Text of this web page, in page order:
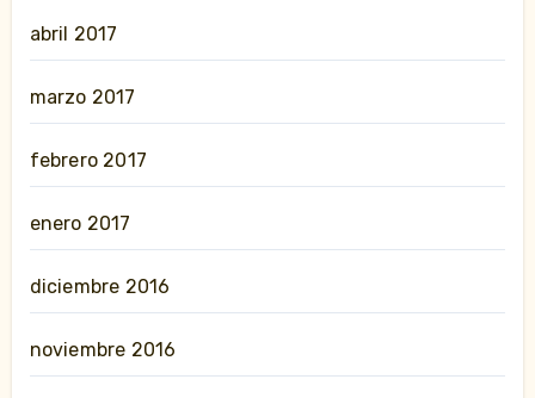
abril 2017
marzo 2017
febrero 2017
enero 2017
diciembre 2016
noviembre 2016